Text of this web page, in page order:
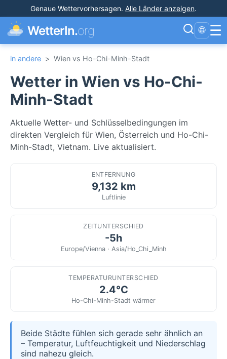
Genaue Wettervorhersagen. Alle Länder anzeigen.
WetterIn.org 🌐 ☰
in andere > Wien vs Ho-Chi-Minh-Stadt
Wetter in Wien vs Ho-Chi-
Minh-Stadt
Aktuelle Wetter- und Schlüsselbedingungen im
direkten Vergleich für Wien, Österreich und Ho-Chi-
Minh-Stadt, Vietnam. Live aktualisiert.
ENTFERNUNG
9,132 km
Luftlinie
ZEITUNTERSCHIED
-5h
Europe/Vienna · Asia/Ho_Chi_Minh
TEMPERATURUNTERSCHIED
2.4°C
Ho-Chi-Minh-Stadt wärmer
Beide Städte fühlen sich gerade sehr ähnlich an
– Temperatur, Luftfeuchtigkeit und Niederschlag
sind nahezu gleich.